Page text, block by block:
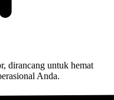
dirancang untuk hemat
Anda.